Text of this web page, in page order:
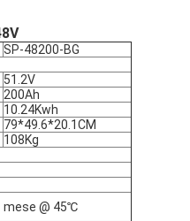
SP-48200-BG
51.2V
200Ah
10.24Kwh
79*49.6*20.1CM
108Kg
mese @ 45℃